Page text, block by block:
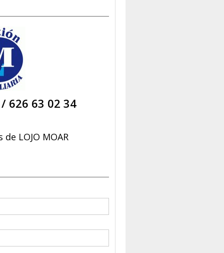
626 63 02 34
LOJO MOAR